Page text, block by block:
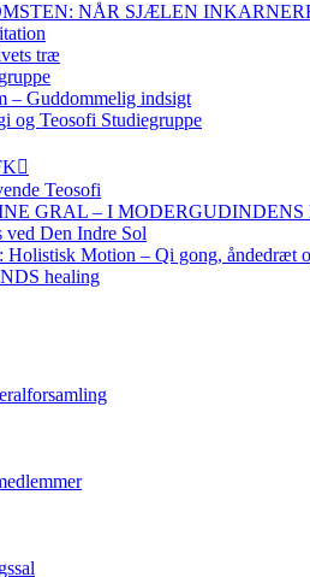
NÅR SJÆLEN
træ
– Guddommelig indsigt
og Teosofi Studiegruppe
Teosofi
GRAL – I MODERGUDINDENS
ved Den Indre Sol
Holistisk Motion – Qi gong, åndedræt
healing